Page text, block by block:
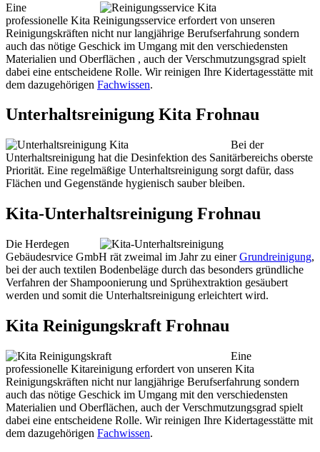
Eine
professionelle Kita Reinigungsservice erfordert von unseren
Reinigungskräften nicht nur langjährige Berufserfahrung sondern
auch das nötige Geschick im Umgang mit den verschiedensten
Materialien und Oberflächen , auch der Verschmutzungsgrad spielt
dabei eine entscheidene Rolle. Wir reinigen Ihre Kidertagesstätte mit
dem dazugehörigen Fachwissen.
Unterhaltsreinigung Kita Frohnau
Bei der
Unterhaltsreinigung hat die Desinfektion des Sanitärbereichs oberste
Priorität. Eine regelmäßige Unterhaltsreinigung sorgt dafür, dass
Flächen und Gegenstände hygienisch sauber bleiben.
Kita-Unterhaltsreinigung Frohnau
Die Herdegen
Gebäudesrvice GmbH rät zweimal im Jahr zu einerGrundreinigung,
bei der auch textilen Bodenbeläge durch das besonders gründliche
Verfahren der Shampoonierung und Sprühextraktion gesäubert
werden und somit die Unterhaltsreinigung erleichtert wird.
Kita Reinigungskraft Frohnau
Eine
professionelle Kitareinigung erfordert von unseren Kita
Reinigungskräften nicht nur langjährige Berufserfahrung sondern
auch das nötige Geschick im Umgang mit den verschiedensten
Materialien und Oberflächen, auch der Verschmutzungsgrad spielt
dabei eine entscheidene Rolle. Wir reinigen Ihre Kidertagesstätte mit
dem dazugehörigen Fachwissen.